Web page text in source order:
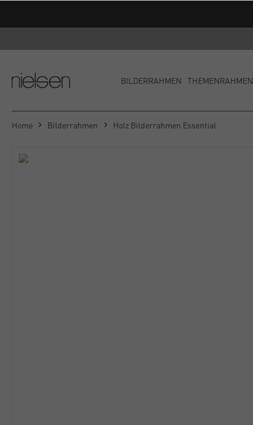
BILDERRAHMEN THEMENRAHMEN
Home Bilderrahmen Holz Bilderrahmen Essential